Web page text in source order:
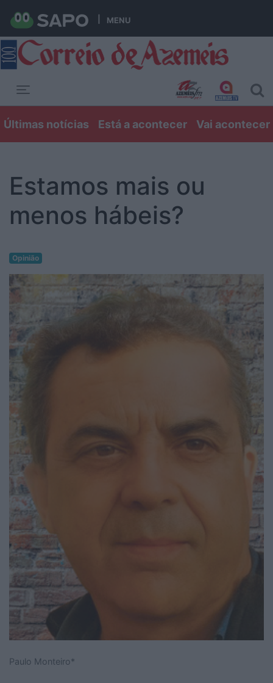
MENU
Últimas notícias Está a acontecer Vai acontecer
Estamos mais ou
menos hábeis?
Opinião
Paulo Monteiro*